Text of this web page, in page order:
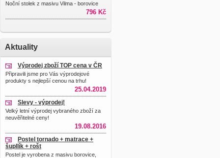
Noční stolek z masivu Vilma - borovice
796 Kč
Aktuality
Výprodej zboží TOP cena v ČR
Připravili jsme pro Vás výprodejové
produkty s nejlepší cenou na trhu!
25.04.2019
Slevy - výprodej!
Velký letní výprodej vybraného zboží za
neuvěřitelné ceny!
19.08.2016
Postel tornado + matrace +
šupllík + rošt
Postel je vyrobena z masivu borovice,